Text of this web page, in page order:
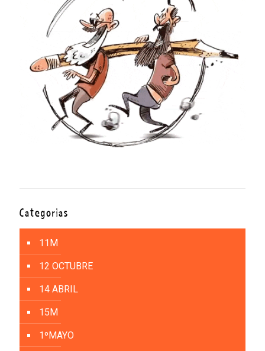
Categorías
11M
12 OCTUBRE
14 ABRIL
15M
1ºMAYO